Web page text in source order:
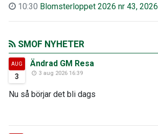
10:30 Blomsterloppet 2026 nr 43,
SMOF NYHETER
AUG
3
Ändrad GM Resa
3 aug 2026 16:39
Nu så börjar det bli dags